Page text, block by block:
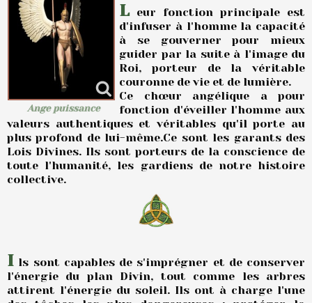
Ange puissance
L eur fonction principale est
d'infuser à l'homme la capacité
à se gouverner pour mieux
guider par la suite à l'image du
Roi, porteur de la véritable
couronne de vie et de lumière.
Ce chœur angélique a pour
fonction d'éveiller l'homme aux
valeurs authentiques et véritables qu'il porte au
plus profond de lui-même.Ce sont les garants des
Lois Divines. Ils sont porteurs de la conscience de
toute l'humanité, les gardiens de notre histoire
collective.
I ls sont capables de s'imprégner et de conserver
l'énergie du plan Divin, tout comme les arbres
attirent l'énergie du soleil. Ils ont à charge l'une